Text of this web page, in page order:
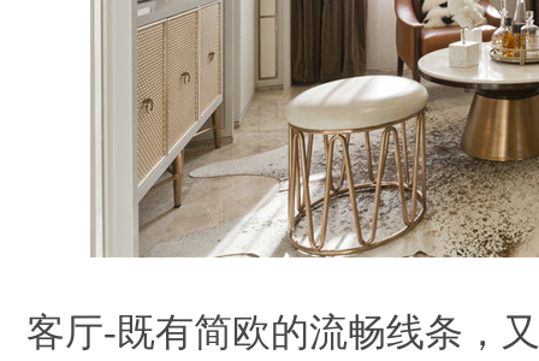
客厅-既有简欧的流畅线条，